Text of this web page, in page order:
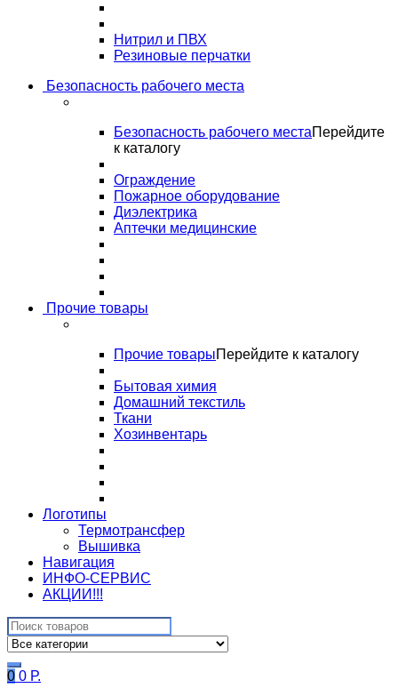
Нитрил и ПВХ
Резиновые перчатки
Безопасность рабочего места
Безопасность рабочего местаПерейдите
к каталогу
Ограждение
Пожарное оборудование
Диэлектрика
Аптечки медицинские
Прочие товары
Прочие товарыПерейдите к каталогу
Бытовая химия
Домашний текстиль
Ткани
Хозинвентарь
Логотипы
Термотрансфер
Вышивка
Навигация
ИНФО-СЕРВИС
АКЦИИ!!!
Search
for:
0 0 Р.